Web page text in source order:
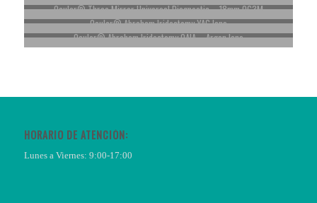
Ocular® Three Mirror Universal Diagnostic – 18mm OG3M
Ocular® Abraham Iridectomy YAG lens
Ocular® Abraham Iridectomy OAIA – Argon lens
Ocular® Four Mirror Mini Gonio Laser O4GFA
HORARIO DE ATENCIÓN:
Lunes a Viernes: 9:00-17:00